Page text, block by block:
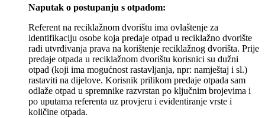
Naputak o postupanju s otpadom:
Referent na reciklažnom dvorištu ima ovlaštenje za
identifikaciju osobe koja predaje otpad u reciklažno dvorište
radi utvrđivanja prava na korištenje reciklažnog dvorišta. Prije
predaje otpada u reciklažnom dvorištu korisnici su dužni
otpad (koji ima mogućnost rastavljanja, npr: namještaj i sl.)
rastaviti na dijelove. Korisnik prilikom predaje otpada sam
odlaže otpad u spremnike razvrstan po ključnim brojevima i
po uputama referenta uz provjeru i evidentiranje vrste i
količine otpada.